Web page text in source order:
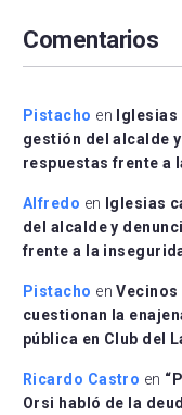
Comentarios
Pistacho en
gestión del alcalde
respuestas frente a
Alfredo en
Iglesias
del alcalde y
frente a la
Pistacho en
cuestionan la
pública en Club del
Ricardo Castro en
Orsi habló de la